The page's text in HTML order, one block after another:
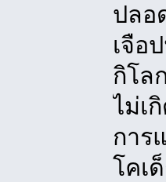
ปลอ
เจือ
กิโล
ไม่เ
การ
โคเ